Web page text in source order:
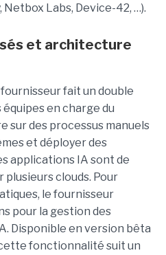
Labs, Device-42, …).
et architecture
fait un double
équipes en charge du
sur des processus manuels
et déployer des
applications IA sont de
plusieurs clouds. Pour
le fournisseur
pour la gestion des
Disponible en version bêta
fonctionnalité suit un